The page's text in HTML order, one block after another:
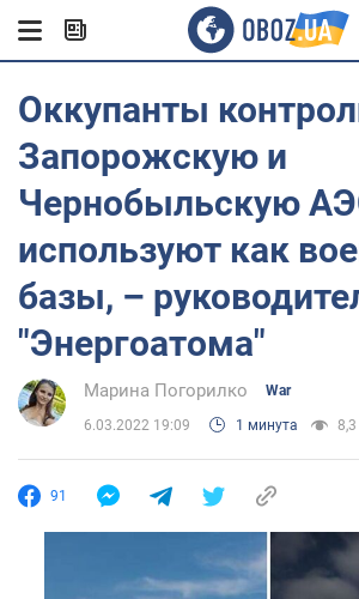
Оккупанты
Запорожскую и
Чернобыльскую
используют как
базы, –
"Энергоатома"
Марина Погорилко War
6.03.2022 19:09 1 минута 8,3
91